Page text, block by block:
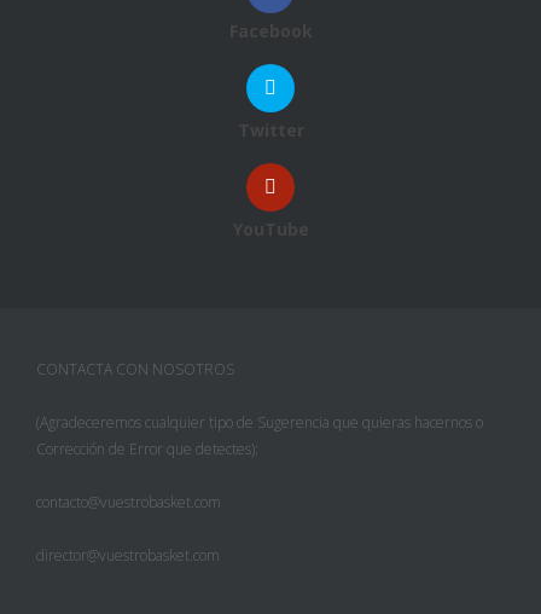
Facebook
Twitter
YouTube
CONTACTA CON NOSOTROS
(Agradeceremos cualquier tipo de Sugerencia que quieras hacernos o
Corrección de Error que detectes):
contacto@vuestrobasket.com
director@vuestrobasket.com